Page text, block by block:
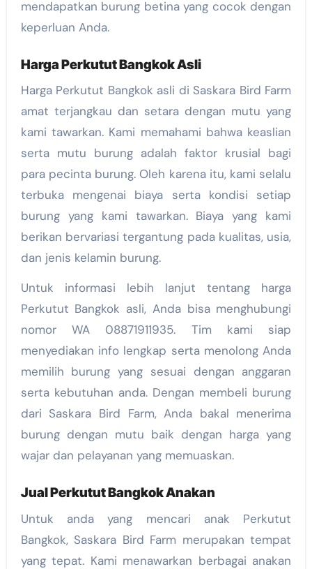
mendapatkan burung betina yang cocok dengan
keperluan Anda.
Harga Perkutut Bangkok Asli
Harga Perkutut Bangkok asli di Saskara Bird Farm
amat terjangkau dan setara dengan mutu yang
kami tawarkan. Kami memahami bahwa keaslian
serta mutu burung adalah faktor krusial bagi
para pecinta burung. Oleh karena itu, kami selalu
terbuka mengenai biaya serta kondisi setiap
burung yang kami tawarkan. Biaya yang kami
berikan bervariasi tergantung pada kualitas, usia,
dan jenis kelamin burung.
Untuk informasi lebih lanjut tentang harga
Perkutut Bangkok asli, Anda bisa menghubungi
nomor WA 08871911935. Tim kami siap
menyediakan info lengkap serta menolong Anda
memilih burung yang sesuai dengan anggaran
serta kebutuhan anda. Dengan membeli burung
dari Saskara Bird Farm, Anda bakal menerima
burung dengan mutu baik dengan harga yang
wajar dan pelayanan yang memuaskan.
Jual Perkutut Bangkok Anakan
Untuk anda yang mencari anak Perkutut
Bangkok, Saskara Bird Farm merupakan tempat
yang tepat. Kami menawarkan berbagai anakan